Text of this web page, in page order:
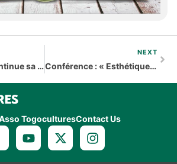
Togo: L’année continue sa course au Studio Théâtre d’Art de Lomé
NEXT
Conférence : « Esthétique et urbanité : La ville de Lomé à l’épreuve du regard esthétique »
TogoculturesContact Us